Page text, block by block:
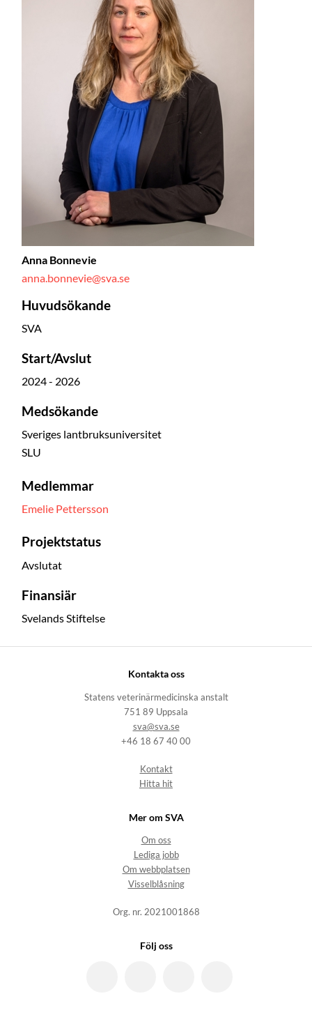
Anna Bonnevie
anna.bonnevie@sva.se
Huvudsökande
SVA
Start/Avslut
2024 - 2026
Medsökande
Sveriges lantbruksuniversitet
SLU
Medlemmar
Emelie Pettersson
Projektstatus
Avslutat
Finansiär
Svelands Stiftelse
Kontakta oss
Statens veterinärmedicinska anstalt
751 89 Uppsala
sva@sva.se
+46 18 67 40 00
Kontakt
Hitta hit
Mer om SVA
Om oss
Lediga jobb
Om webbplatsen
Visselblåsning
Org. nr. 2021001868
Följ oss